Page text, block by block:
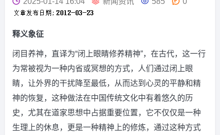
释义象征
闭目养神，直译为“闭上眼睛修养精神”，在古代，这一行
为常被视为一种内省或冥想的方式，人们通过闭上眼
睛，让外界的干扰降至最低，从而达到心灵的平静和精
神的恢复，这种做法在中国传统文化中有着悠久的历
史，尤其在道家思想中占据重要位置，它不仅仅是一种
生理上的休息，更是一种精神上的修炼，通过这种方式